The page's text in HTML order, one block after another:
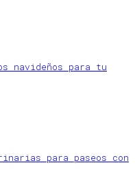
navideños para tu
para paseos con